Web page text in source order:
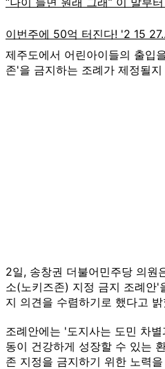
제주도에서 어린아이들의 출입
존'을 금지하는 조례가 제정될지
2일, 송창권 더불어민주당 의원
소(노키즈존) 지정 금지 조례안
지 의견을 수렴하기로 했다고 밝
조례안에는 '도지사는 도민 차
동이 건강하게 성장할 수 있는
존 지정을 금지하기 위한 노력